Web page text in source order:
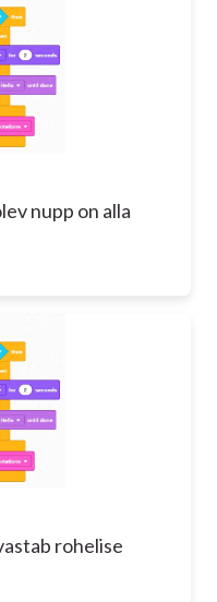
nupp on alla
rohelise